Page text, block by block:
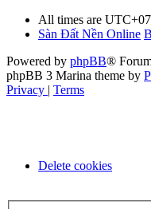
All times are
Sàn Đất Nền Online
Powered by phpBB®
phpBB 3 Marina theme by
Privacy | Terms
Delete cookies